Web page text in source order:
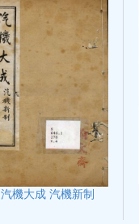
汽機大成 汽機新制